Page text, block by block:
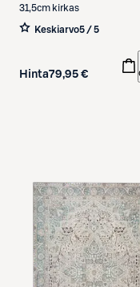
31,5cm kirkas
Keskiarvo5 / 5
Hinta79,95 €